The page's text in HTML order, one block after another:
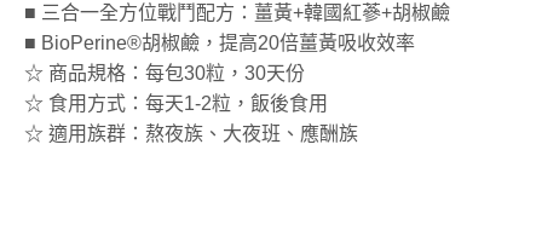
■ 三合一全方位戰鬥配方：薑黃+韓國紅蔘+胡椒鹼
■ BioPerine®胡椒鹼，提高20倍薑黃吸收效率
☆ 商品規格：每包30粒，30天份
☆ 食用方式：每天1-2粒，飯後食用
☆ 適用族群：熬夜族、大夜班、應酬族